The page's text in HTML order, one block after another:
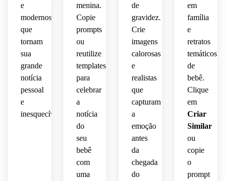
e
modernos
que
tornam
sua
grande
notícia
pessoal
e
inesquecível.
menina.
Copie
prompts
ou
reutilize
templates
para
celebrar
a
notícia
do
seu
bebê
com
uma
de
gravidez.
Crie
imagens
calorosas
e
realistas
que
capturam
a
emoção
antes
da
chegada
do
em
família
e
retratos
temáticos
de
bebê.
Clique
em
Criar
Similar
ou
copie
o
prompt